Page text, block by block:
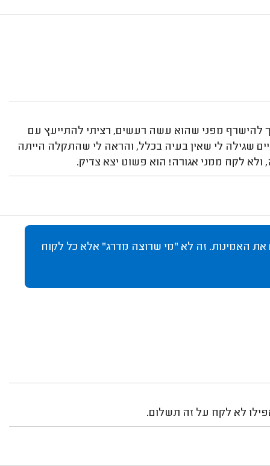
מפני שהוא עשה רעשים, רציתי להתייעץ עם
שגילה לי שאין בעיה בכלל, והראה לי שהתקלה הייתה
לקח ממני אגורה! הוא פשוט יצא צדיק.
את האמינות. זה לא "מי שרוצה מדרג" אלא כל לקוח
לא לקח על זה תשלום.